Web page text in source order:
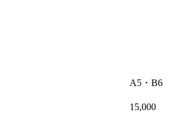
A5・B6
15,000